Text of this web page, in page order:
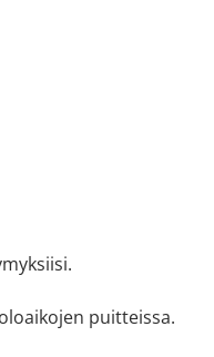
puitteissa.